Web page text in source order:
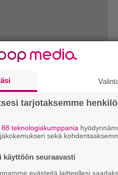
tarjotaksemme
88 teknologiakumppania
sekä
käyttöön seuraavasti
evästeitä laitteellesi